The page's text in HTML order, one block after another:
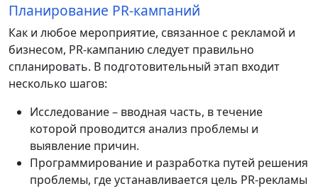
Планирование PR-кампаний
Как и любое мероприятие, связанное с рекламой и
бизнесом, PR-кампанию следует правильно
спланировать. В подготовительный этап входит
несколько шагов:
Исследование – вводная часть, в течение
которой проводится анализ проблемы и
выявление причин.
Программирование и разработка путей решения
проблемы, где устанавливается цель PR-рекламы